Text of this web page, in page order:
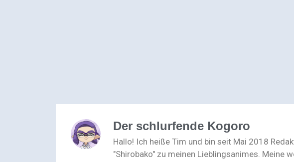
Der schlurfende Kogoro
Hallo! Ich heiße Tim und bin seit Mai 2018
"Shirobako" zu meinen Lieblingsanimes. Meine